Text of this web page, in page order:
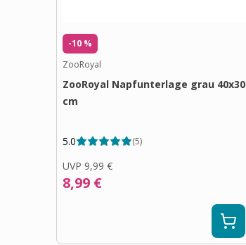
-10 %
ZooRoyal
ZooRoyal Napfunterlage grau 40x30
cm
5.0 (5)
UVP 9,99 €
8,99 €